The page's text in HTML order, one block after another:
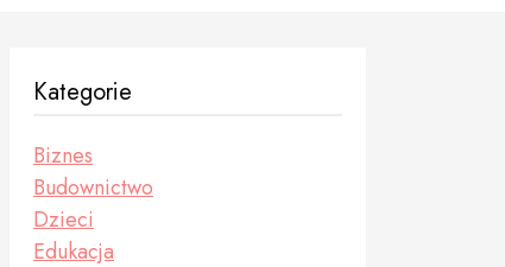
Kategorie
Biznes
Budownictwo
Dzieci
Edukacja